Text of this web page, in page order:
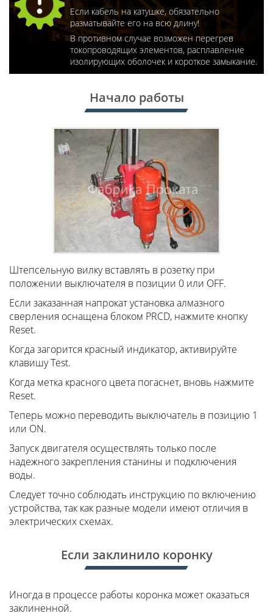
Если кабель на катушке, обязательно
разматывайте его на всю длину!
В противном случае возможен перегрев
токопроводящих элементов, расплавление
изолирующих оболочек и короткое замыкание.
Начало работы
Штепсельную вилку вставлять в розетку при
положении выключателя в позиции 0 или OFF.
Если заказанная напрокат установка алмазного
сверления оснащена блоком PRCD, нажмите кнопку
Reset.
Когда загорится красный индикатор, активируйте
клавишу Test.
Когда метка красного цвета погаснет, вновь нажмите
Reset.
Теперь можно переводить выключатель в позицию 1
или ON.
Запуск двигателя осуществлять только после
надежного закрепления станины и подключения
воды.
Следует точно соблюдать инструкцию по включению
устройства, так как разные модели имеют отличия в
электрических схемах.
Если заклинило коронку
Иногда в процессе работы коронка может оказаться
заклиненной.